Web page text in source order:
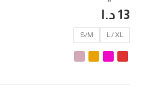
13 د.ا
L / XL
S/M